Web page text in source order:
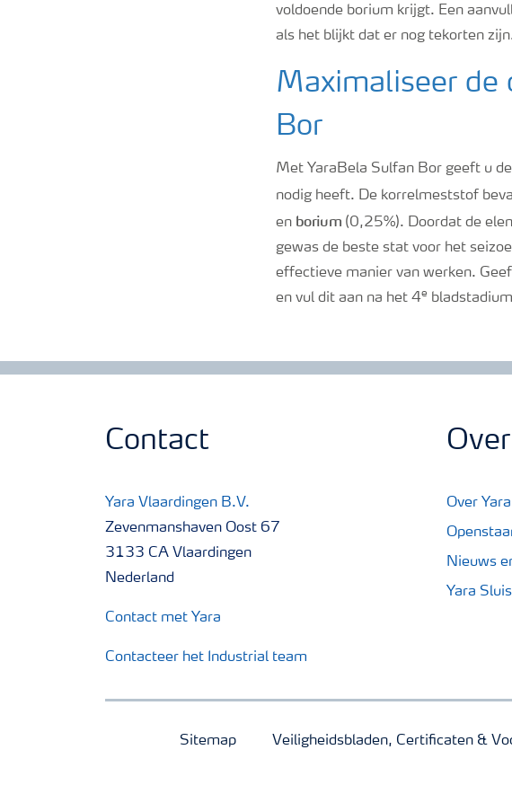
voldoende borium krijgt. Een
als het blijkt dat er nog tekorten
Maximaliseer de
Bor
Met YaraBela Sulfan Bor geeft u
nodig heeft. De korrelmeststof
en borium(0,25%). Doordat de
gewas de beste stat voor het
effectieve manier van werken.
en vul dit aan na het 4e
Contact
Yara Vlaardingen B.V.
Zevenmanshaven Oost 67
3133 CA Vlaardingen
Nederland
Contact met Yara
Contacteer het Industrial team
Over Yara
Nieuws
Yara
Sitemap Veiligheidsbladen, Certificaten &